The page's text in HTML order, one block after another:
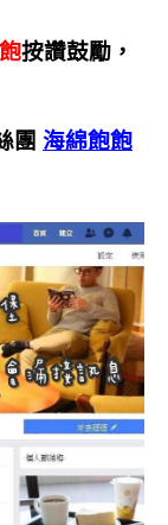
按讚鼓勵，
團 海綿飽飽